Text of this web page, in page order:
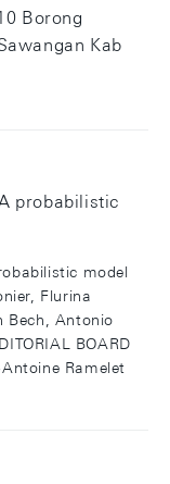
Borong
Kab
probabilistic
model
Flurina
Bech, Antonio
BOARD
Antoine Ramelet